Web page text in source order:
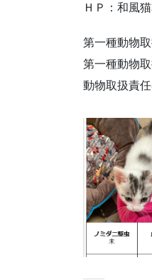
ＨＰ：和風
第一種動物
第一種動物
動物取扱責